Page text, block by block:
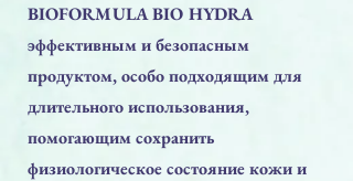
BIOFORMULA BIO HYDRA
эффективным и безопасным
продуктом, особо подходящим для
длительного использования,
помогающим сохранить
физиологическое состояние кожи и